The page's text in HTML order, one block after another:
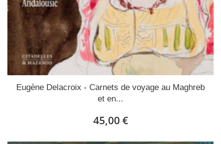
Eugène Delacroix - Carnets de voyage au Maghreb
et en...
45,00 €